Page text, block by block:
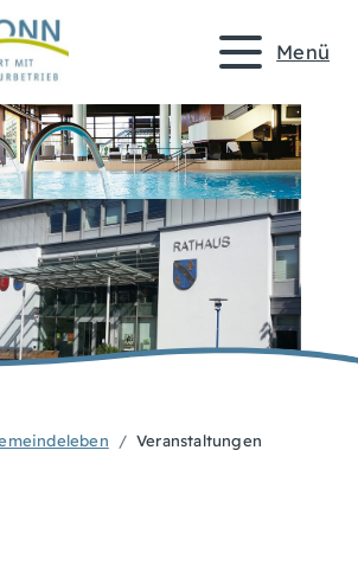
Menü
Veranstaltungen